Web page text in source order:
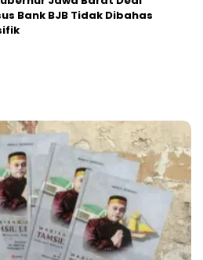
Bank BJB Tidak Dibahas